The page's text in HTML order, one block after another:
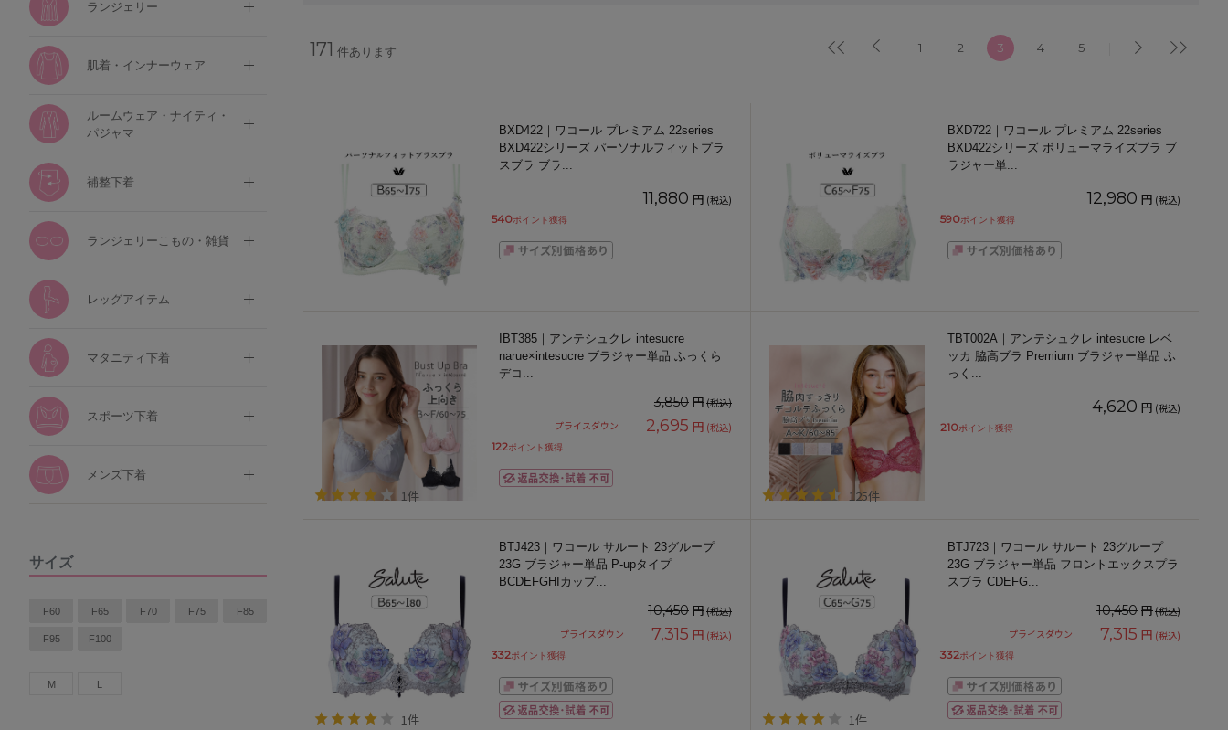
ランジェリー
肌着・インナーウェア
ルームウェア・ナイティ・
パジャマ
補整下着
ランジェリーこもの・雑貨
レッグアイテム
マタニティ下着
スポーツ下着
メンズ下着
サイズ
F60 F65 F70 F75 F85
F95 F100
M L
171 件あります 1 2 3 4 5
BXD422｜ワコール プレミアム 22series
BXD422シリーズ パーソナルフィットプラ
スブラ ブラ ...
11,880 円 (税込)
540ポイント獲得
BXD722｜ワコール プレミアム 22series
BXD422シリーズ ボリューマライズブラ ブ
ラジャー単...
12,980 円 (税込)
590ポイント獲得
IBT385｜アンテシュクレ intesucre
narue×intesucre ブラジャー単品 ふっくら
デコ ...
1件
3,850 円(税込)
プライスダウン
2,695 円 (税込)
122ポイント獲得
TBT002A｜アンテシュクレ intesucre レベ
ッカ 脇高ブラ Premium ブラジャー単品 ふ
っく ...
125件
4,620 円 (税込)
210ポイント獲得
BTJ423｜ワコール サルート 23グループ
23G ブラジャー単品 P-upタイプ
BCDEFGHIカップ...
1件
10,450 円(税込)
プライスダウン
7,315 円 (税込)
332ポイント獲得
BTJ723｜ワコール サルート 23グループ
23G ブラジャー単品 フロントエックスプラ
スブラ CDEFG...
1件
10,450 円(税込)
プライスダウン
7,315 円 (税込)
332ポイント獲得